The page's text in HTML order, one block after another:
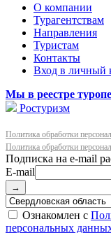
О компании
Турагентствам
Направления
Туристам
Контакты
Вход в личный
Мы в реестре
Ростуризм
Политика обработки
Политика обработки
E-mail
→
Ознакомлен с
персональных